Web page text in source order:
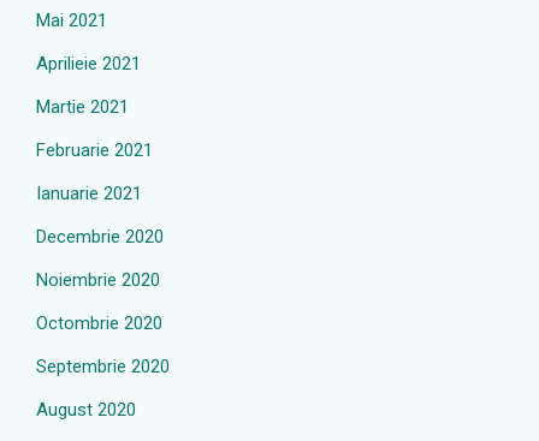
Mai 2021
Aprilieie 2021
Martie 2021
Februarie 2021
Ianuarie 2021
Decembrie 2020
Noiembrie 2020
Octombrie 2020
Septembrie 2020
August 2020